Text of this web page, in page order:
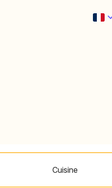
Cuisine